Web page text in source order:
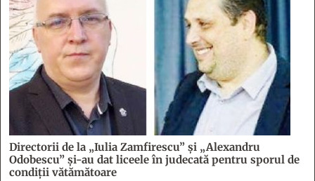
Directorii de la „Iulia Zamfirescu” și „Alexandru
Odobescu” și-au dat liceele în judecată pentru sporul de
condiții vătămătoare